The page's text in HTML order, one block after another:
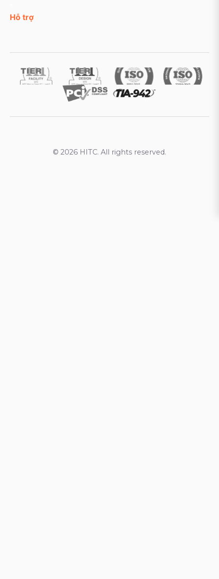
Hỗ trợ
© 2026 HITC. All rights reserved.